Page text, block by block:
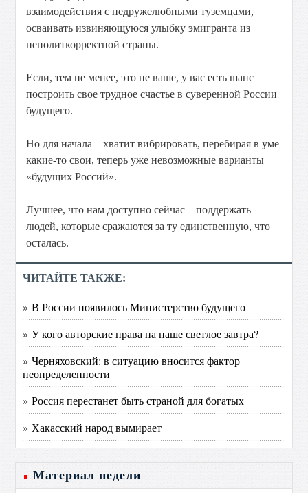
взаимодействия с недружелюбными туземцами,
осваивать извиняющуюся улыбку эмигранта из
неполиткорректной страны.
Если, тем не менее, это не ваше, у вас есть шанс
построить свое трудное счастье в суверенной России
будущего.
Но для начала – хватит вибрировать, перебирая в уме
какие-то свои, теперь уже невозможные варианты
«будущих Россий».
Лучшее, что нам доступно сейчас – поддержать
людей, которые сражаются за ту единственную, что
осталась.
ЧИТАЙТЕ ТАКЖЕ:
» В России появилось Министерство будущего
» У кого авторские права на наше светлое завтра?
» Черняховский: в ситуацию вносится фактор
неопределенности
» Россия перестанет быть страной для богатых
» Хакасский народ вымирает
Материал недели